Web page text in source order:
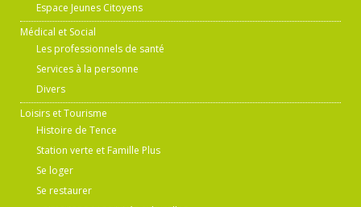
Espace Jeunes Citoyens
Médical et Social
Les professionnels de santé
Services à la personne
Divers
Loisirs et Tourisme
Histoire de Tence
Station verte et Famille Plus
Se loger
Se restaurer